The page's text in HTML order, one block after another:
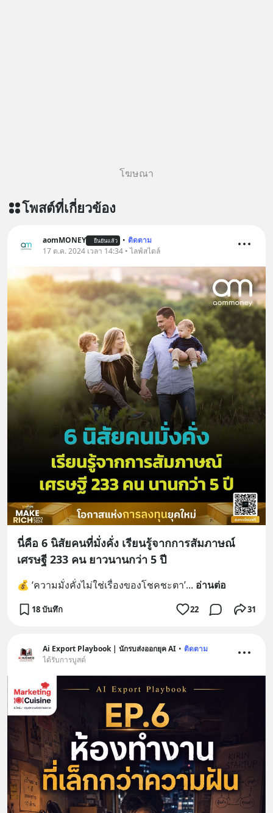
โฆษณา
โพสต์ที่เกี่ยวข้อง
aomMONEY ยืนยันแล้ว • ติดตาม
17 ต.ค. 2024 เวลา 14:34 • ไลฟ์สไตล์
นี่คือ 6 นิสัยคนที่มั่งคั่ง เรียนรู้จากการสัมภาษณ์
เศรษฐี 233 คน ยาวนานกว่า 5 ปี
💰 ‘ความมั่งคั่งไม่ใช่เรื่องของโชคชะตา’... อ่านต่อ
18 บันทึก 22 31
Ai Export Playbook | นักรบส่งออกยุค AI • ติดตาม
ได้รับการบูสต์